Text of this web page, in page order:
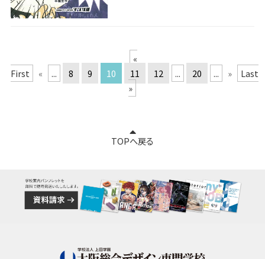
«
First
« ... 8 9 10 11 12 ... 20 ... »
Last
»
TOPへ戻る